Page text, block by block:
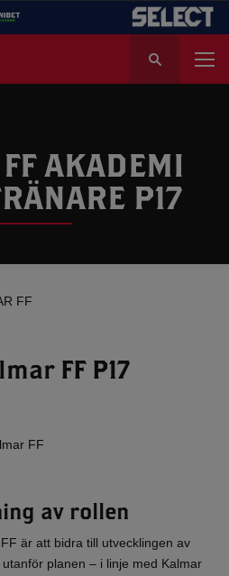
k
r
AKADEMI
P17
FF
FF P17
FF
av rollen
är att bidra till utvecklingen av
planen – i linje med Kalmar